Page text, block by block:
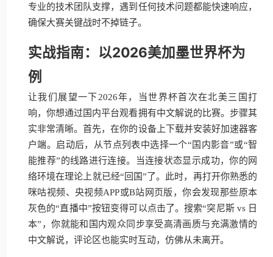
专业的技术团队支撑，遇到任何技术问题都能快速响应，
确保大赛关键战时不掉链子。
实战指南：以2026美加墨世界杯为
例
让我们展望一下2026年，当世界杯首次在北美三国打
响，你想通过国内平台观看拥有中文解说的比赛。步骤其
实非常清晰。首先，在你的设备上下载并安装好加速器客
户端。启动后，从节点列表中选择一个“国内影音”或“智
能推荐”的线路进行连接。当连接状态显示成功，你的网
络环境在理论上就已经“回国”了。此时，再打开你熟悉的
咪咕视频、央视频APP或B站网页版，你会发现那些原本
灰色的“直播中”按钮变得可以点击了。搜索“突尼斯 vs 日
本”，你就能和国内观众同步享受高清画质与充满激情的
中文解说，评论区也能实时互动，仿佛从未离开。